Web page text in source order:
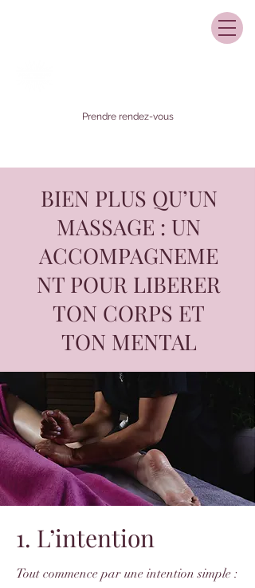
Prendre rendez-vous
BIEN PLUS QU’UN
MASSAGE : UN
ACCOMPAGNEME
NT POUR LIBERER
TON CORPS ET
TON MENTAL
1. L’intention
Tout commence par une intention simple :